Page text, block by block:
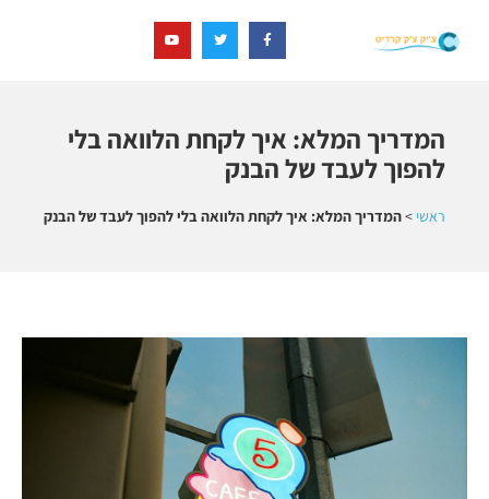
המדריך המלא: איך לקחת הלוואה בלי
להפוך לעבד של הבנק
ראשי >המדריך המלא: איך לקחת הלוואה בלי להפוך לעבד של הבנק